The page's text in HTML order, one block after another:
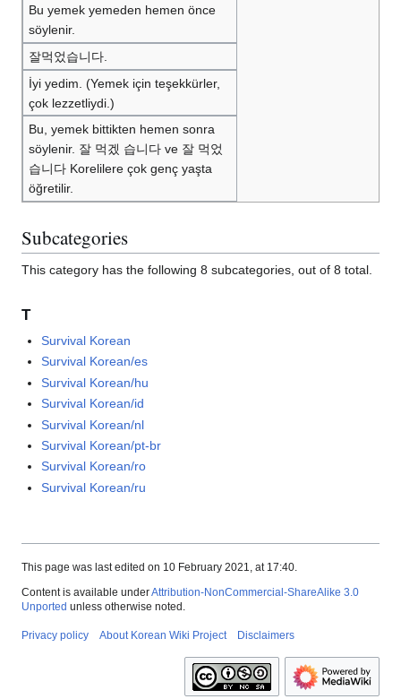
Bu yemek yemeden hemen önce
söylenir.
잘먹었습니다.
İyi yedim. (Yemek için teşekkürler,
çok lezzetliydi.)
Bu, yemek bittikten hemen sonra
söylenir. 잘 먹겠 습니다 ve 잘 먹었
습니다 Korelilere çok genç yaşta
öğretilir.
Subcategories
This category has the following 8 subcategories, out of 8 total.
T
Survival Korean
Survival Korean/es
Survival Korean/hu
Survival Korean/id
Survival Korean/nl
Survival Korean/pt-br
Survival Korean/ro
Survival Korean/ru
This page was last edited on 10 February 2021, at 17:40.
Content is available underAttribution-NonCommercial-ShareAlike 3.0
Unported unless otherwise noted.
Privacy policy About Korean Wiki Project Disclaimers